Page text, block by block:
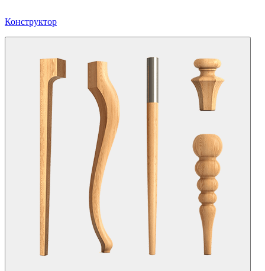
Конструктор